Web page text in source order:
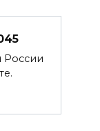
России